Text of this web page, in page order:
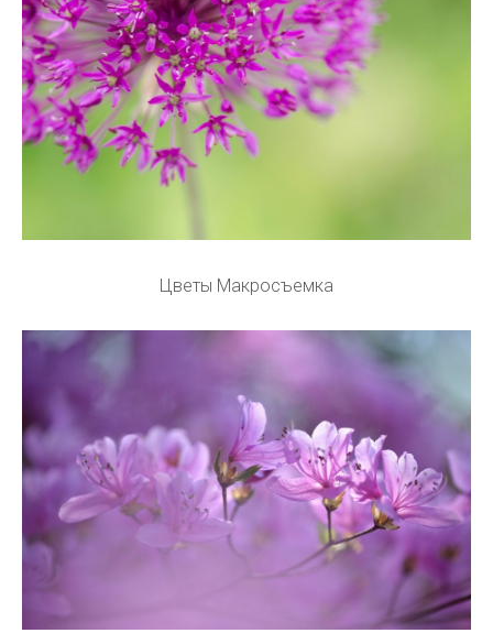
Цветы Макросъемка